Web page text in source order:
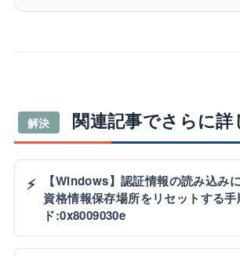
解決 関連記事でさらに詳
⚡
【Windows】認証情報の読み込み
資格情報保存場所をリセットする
ド:0x8009030e